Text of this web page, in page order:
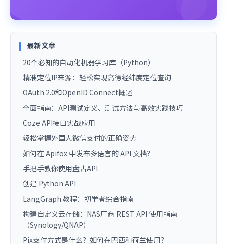
最新文章
20个必知的自动化机器学习库（Python）
精准定位IP来源：轻松实现高德经纬度定位查询
OAuth 2.0和OpenID Connect概述
全面指南：API测试定义、测试方法与高效实践技巧
Coze API接口实战应用
轻松掌握外国人微信支付的正确姿势
如何在 Apifox 中发布多语言的 API 文档？
手把手教你使用盘古API
创建 Python API
LangGraph 教程：初学者综合指南
构建自定义云存储：NAS厂商 REST API 使用指南
（Synology/QNAP）
Pix支付方式是什么？如何在巴西和荷兰使用？